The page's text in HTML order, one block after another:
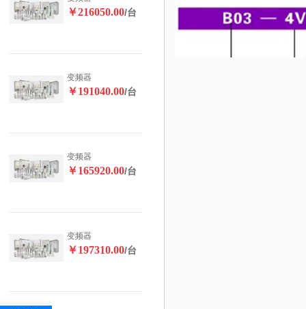
￥216050.00/台
变频器
￥191040.00/台
变频器
￥165920.00/台
变频器
￥197310.00/台